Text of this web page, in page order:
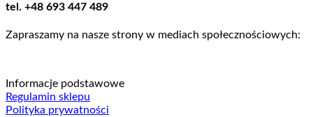
tel. +48 693 447 489
Zapraszamy na nasze strony w mediach społecznościowych:
Informacje podstawowe
Regulamin sklepu
Polityka prywatności